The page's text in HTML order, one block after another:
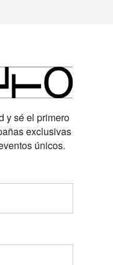
y sé el primero
exclusivas
únicos.